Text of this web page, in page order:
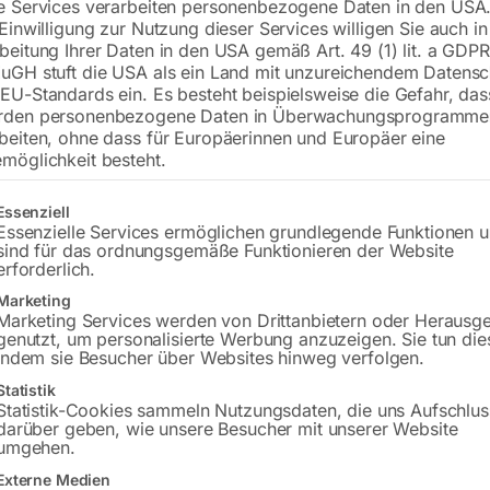
Tragkr.:600 kg/m, Höhe: 700-
€1.110,00
inkl. MwSt. zzgl.Versandkosten
Versandkosten Standard (Österreich):€
Bitte beachten Sie: Die Versandkosten
In den
Sie haben
Gerne
Services verarbeiten personenbezogene Daten in den
zur Nutzung dieser Services willigen Sie auch
Ihrer Daten in den USA gemäß Art. 49 (1) lit. a
stuft die USA als ein Land mit unzureichendem
Standards ein. Es besteht beispielsweise die Gefahr,
personenbezogene Daten in
ohne dass für Europäerinnen und Europäer eine
besteht.
eine Liste der Service-Gruppen, für die eine Einwilligung erteilt
Services ermöglichen grundlegende Funktionen
für das ordnungsgemäße Funktionieren der Website
Services werden von Drittanbietern oder
um personalisierte Werbung anzuzeigen. Sie tun
sie Besucher über Websites hinweg verfolgen.
Cookies sammeln Nutzungsdaten, die uns
geben, wie unsere Besucher mit unserer Website
Medien